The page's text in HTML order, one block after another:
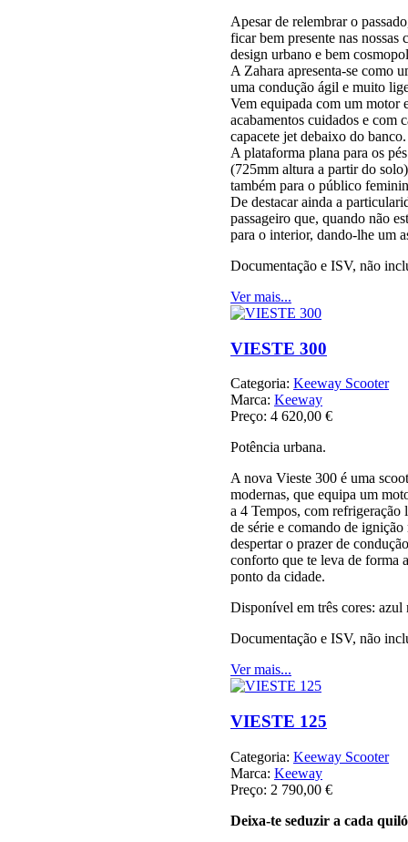
Apesar de relembrar o
ficar bem presente nas nossas
design urbano e bem
A Zahara apresenta-se como
uma condução ágil e muito
Vem equipada com um motor
acabamentos cuidados e com
capacete jet debaixo do
A plataforma plana para os
(725mm altura a partir do
também para o público
De destacar ainda a
passageiro que, quando não
para o interior, dando-lhe um
Documentação e ISV, não
Ver mais...
VIESTE 300
Categoria: Keeway Scooter
Marca: Keeway
Preço: 4 620,00 €
Potência urbana.
A nova Vieste 300 é uma
modernas, que equipa um
a 4 Tempos, com refrigeração
de série e comando de
despertar o prazer de
conforto que te leva de forma
ponto da cidade.
Disponível em três cores: azul
Documentação e ISV, não
Ver mais...
VIESTE 125
Categoria: Keeway Scooter
Marca: Keeway
Preço: 2 790,00 €
Deixa-te seduzir a cada